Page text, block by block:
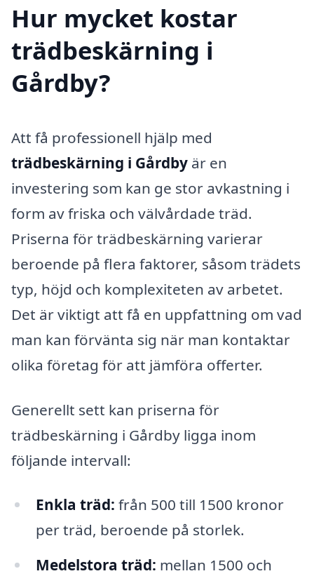
Hur mycket kostar
trädbeskärning i
Gårdby?
Att få professionell hjälp med
trädbeskärning i Gårdby är en
investering som kan ge stor avkastning i
form av friska och välvårdade träd.
Priserna för trädbeskärning varierar
beroende på flera faktorer, såsom trädets
typ, höjd och komplexiteten av arbetet.
Det är viktigt att få en uppfattning om vad
man kan förvänta sig när man kontaktar
olika företag för att jämföra offerter.
Generellt sett kan priserna för
trädbeskärning i Gårdby ligga inom
följande intervall:
Enkla träd: från 500 till 1500 kronor
per träd, beroende på storlek.
Medelstora träd: mellan 1500 och